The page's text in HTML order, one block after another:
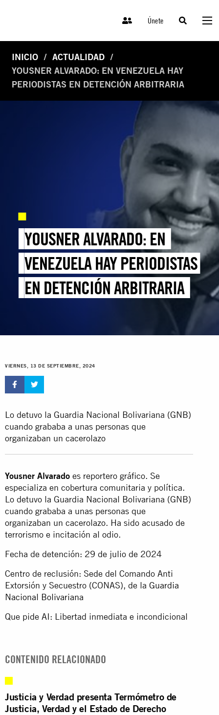
Únete
INICIO
ACTUALIDAD
YOUSNER ALVARADO: EN VENEZUELA HAY
PERIODISTAS EN DETENCIÓN ARBITRARIA
YOUSNER ALVARADO: EN
VENEZUELA HAY PERIODISTAS
EN DETENCIÓN ARBITRARIA
VIERNES, 13 DE SEPTIEMBRE, 2024
Lo detuvo la Guardia Nacional Bolivariana (GNB)
cuando grababa a unas personas que
organizaban un cacerolazo
Yousner Alvarado es reportero gráfico. Se
especializa en cobertura comunitaria y política.
Lo detuvo la Guardia Nacional Bolivariana (GNB)
cuando grababa a unas personas que
organizaban un cacerolazo. Ha sido acusado de
terrorismo e incitación al odio.
Fecha de detención: 29 de julio de 2024
Centro de reclusión: Sede del Comando Anti
Extorsión y Secuestro (CONAS), de la Guardia
Nacional Bolivariana
Que pide AI: Libertad inmediata e incondicional
CONTENIDO RELACIONADO
Justicia y Verdad presenta Termómetro de
Justicia, Verdad y el Estado de Derecho